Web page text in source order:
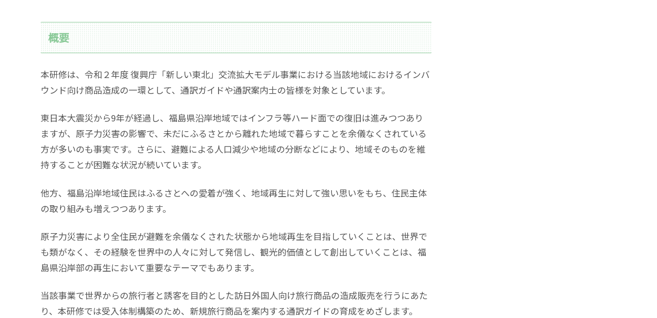
概要
本研修は、令和２年度 復興庁「新しい東北」交流拡大モデル事業における当該地域におけるインバ
ウンド向け商品造成の一環として、通訳ガイドや通訳案内士の皆様を対象としています。
東日本大震災から9年が経過し、福島県沿岸地域ではインフラ等ハード面での復旧は進みつつあり
ますが、原子力災害の影響で、未だにふるさとから離れた地域で暮らすことを余儀なくされている
方が多いのも事実です。さらに、避難による人口減少や地域の分断などにより、地域そのものを維
持することが困難な状況が続いています。
他方、福島沿岸地域住民はふるさとへの愛着が強く、地域再生に対して強い思いをもち、住民主体
の取り組みも増えつつあります。
原子力災害により全住民が避難を余儀なくされた状態から地域再生を目指していくことは、世界で
も類がなく、その経験を世界中の人々に対して発信し、観光的価値として創出していくことは、福
島県沿岸部の再生において重要なテーマでもあります。
当該事業で世界からの旅行者と誘客を目的とした訪日外国人向け旅行商品の造成販売を行うにあた
り、本研修では受入体制構築のため、新規旅行商品を案内する通訳ガイドの育成をめざします。